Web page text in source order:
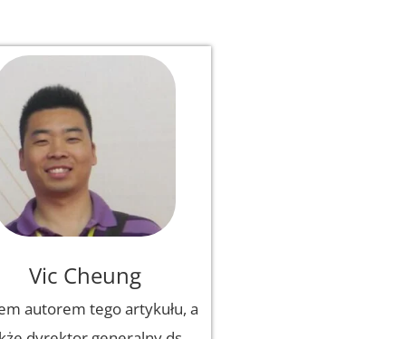
Vic Cheung
autorem tego artykułu, a